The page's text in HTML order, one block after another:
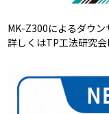
MK-Z300によるダウン
詳しくはTP工法研究会